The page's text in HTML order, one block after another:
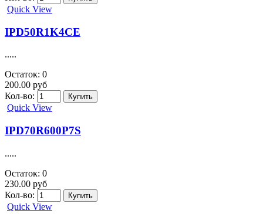
IPD050N03L
=AP50N03DTO-252 30 В 50 А.....
100.00 руб
Кол-во:
Quick View
IPD09N03LA
MOSFET N-CH 25V 50A
=FDD6690A=STD60NH03LT4=STD70NH02LT4 FDB6035A.....
Остаток: 0
Цена договорная
Quick View
IPD15N06S2L-64 Транзистор